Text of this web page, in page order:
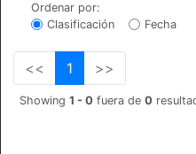
Ordenar por:
Clasificación
Fecha
<< 1 >>
Showing 1 - 0 fuera de 0